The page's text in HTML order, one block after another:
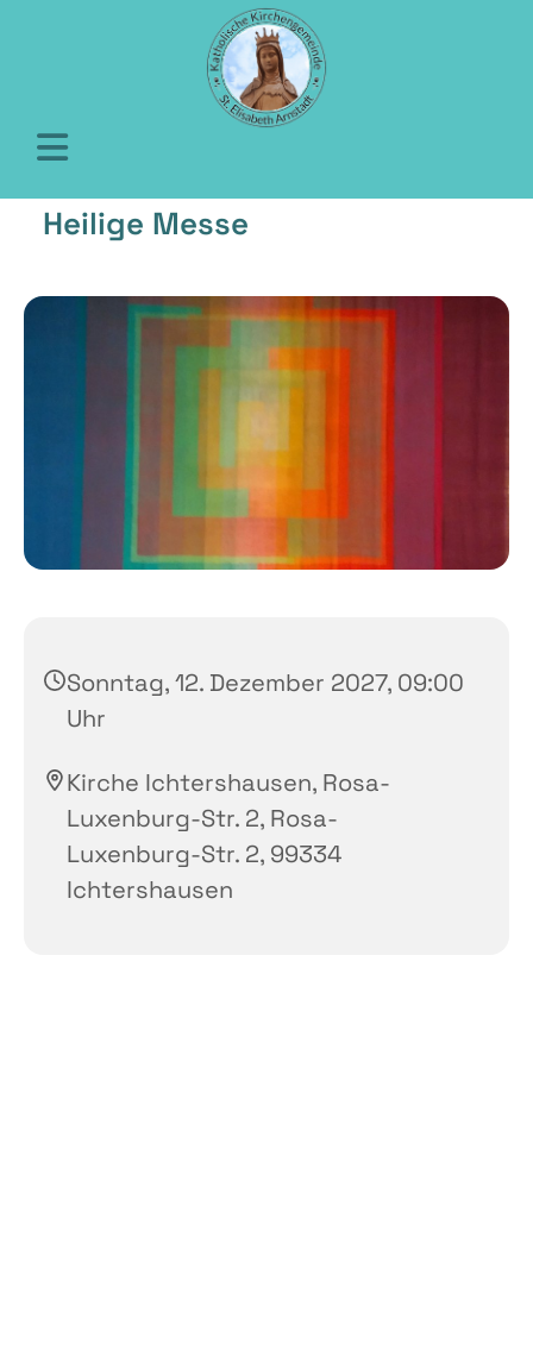
Heilige Messe
Sonntag, 12. Dezember 2027, 09:00
Uhr
Kirche Ichtershausen, Rosa-
Luxenburg-Str. 2, Rosa-
Luxenburg-Str. 2, 99334
Ichtershausen